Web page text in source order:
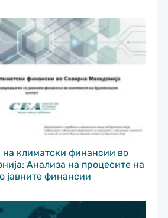
на климатски финансии во
Анализа на процесите на
јавните финансии